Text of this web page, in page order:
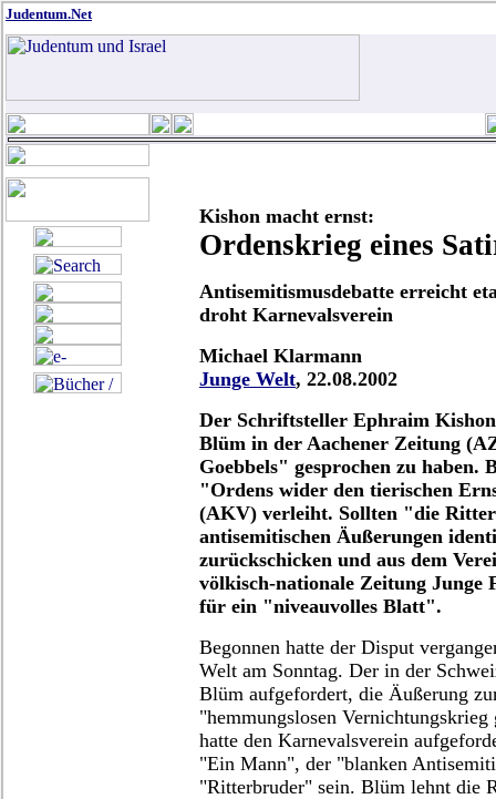
Judentum.Net
Kishon macht ernst:
Ordenskrieg eines
Antisemitismusdebatte erreicht
droht Karnevalsverein
Michael Klarmann
Junge Welt, 22.08.2002
Der Schriftsteller Ephraim
Blüm in der Aachener Zeitung
Goebbels" gesprochen zu haben.
"Ordens wider den tierischen
(AKV) verleiht. Sollten "die
antisemitischen Äußerungen
zurückschicken und aus dem
völkisch-nationale Zeitung Junge
für ein "niveauvolles Blatt".
Begonnen hatte der Disput
Welt am Sonntag. Der in der
Blüm aufgefordert, die Äußerung
"hemmungslosen
hatte den Karnevalsverein
"Ein Mann", der "blanken
"Ritterbruder" sein. Blüm lehnt die